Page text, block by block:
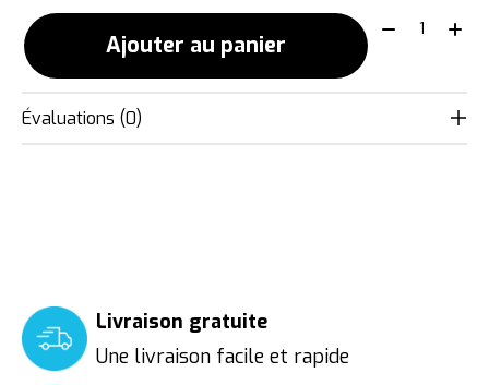
Ajouter au panier
Quantité:
Évaluations (0)
Livraison gratuite
Une livraison facile et rapide